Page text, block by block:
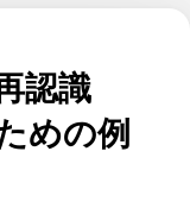
認識
めの例